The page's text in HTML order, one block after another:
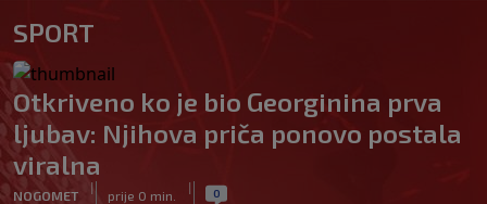
SPORT
Otkriveno ko je bio Georginina prva
ljubav: Njihova priča ponovo postala
viralna
NOGOMET
|
prije 0 min.
| 0